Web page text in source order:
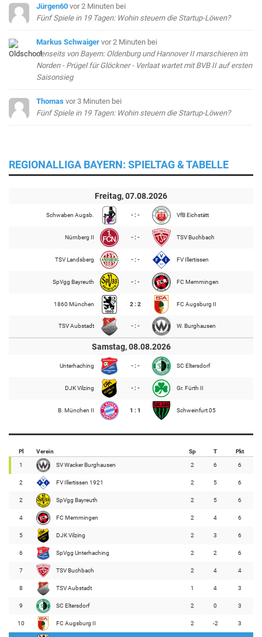
Jürgen60 vor 2 Minuten bei
Fünf Spiele in 19 Tagen: Wohin steuern die Startup-Löwen?
Markus Schwaiger vor 2 Minuten bei
Jenseits von Bayern: Oldenburg und Hannover II marschieren im
Norden - Prügel für Glöckner - Verlaat wartet mit BVB II auf ersten
Saisonsieg
Thomas vor 3 Minuten bei
Fünf Spiele in 19 Tagen: Wohin steuern die Startup-Löwen?
REGIONALLIGA BAYERN: SPIELTAG & TABELLE
Freitag, 07.08.2026
Schwaben Augsb. - : - VfB Eichstätt
Nürnberg II - : - TSV Buchbach
TSV Landsberg - : - FV Illertissen
SpVgg Bayreuth - : - FC Memmingen
1860 München 2 : 2 FC Augsburg II
TSV Aubstadt - : - W. Burghausen
Samstag, 08.08.2026
Unterhaching - : - SC Eltersdorf
DJK Vilzing - : - Gr. Fürth II
B. München II 1 : 1 Schweinfurt 05
Pl Verein Sp T Pkt
1 SV Wacker Burghausen 2 6 6
2 FV Illertissen 1921 2 5 6
2 SpVgg Bayreuth 2 5 6
4 FC Memmingen 2 4 6
5 DJK Vilzing 2 3 6
6 SpVgg Unterhaching 2 2 6
7 TSV Buchbach 2 4 4
8 TSV Aubstadt 1 4 3
9 SC Eltersdorf 2 0 3
10 FC Augsburg II 2 -2 3